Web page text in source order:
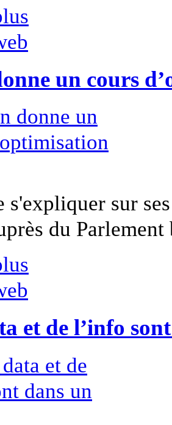
un cours
s'expliquer sur
du
et de l’info